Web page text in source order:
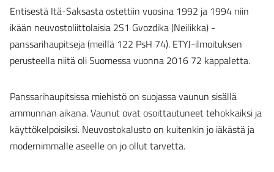
Entisestä Itä-Saksasta ostettiin vuosina 1992 ja 1994 niin
ikään neuvostoliittolaisia 2S1 Gvozdika (Neilikka) -
panssarihaupitseja (meillä 122 PsH 74). ETYJ-ilmoituksen
perusteella niitä oli Suomessa vuonna 2016 72 kappaletta.
Panssarihaupitsissa miehistö on suojassa vaunun sisällä
ammunnan aikana. Vaunut ovat osoittautuneet tehokkaiksi ja
käyttökelpoisiksi. Neuvostokalusto on kuitenkin jo iäkästä ja
modernimmalle aseelle on jo ollut tarvetta.